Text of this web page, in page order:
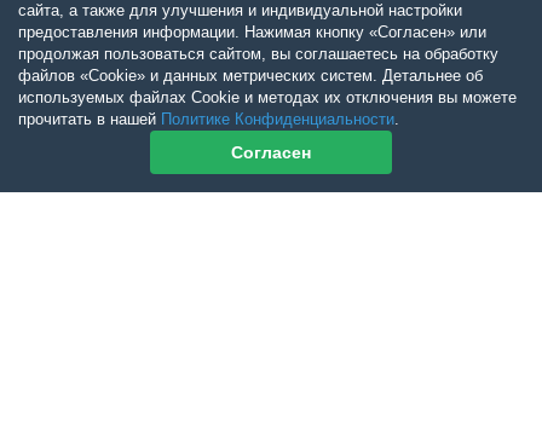
сайта, а также для улучшения и индивидуальной настройки
предоставления информации. Нажимая кнопку «Согласен» или
продолжая пользоваться сайтом, вы соглашаетесь на обработку
файлов «Cookie» и данных метрических систем. Детальнее об
используемых файлах Cookie и методах их отключения вы можете
прочитать в нашей Политике Конфиденциальности.
Согласен